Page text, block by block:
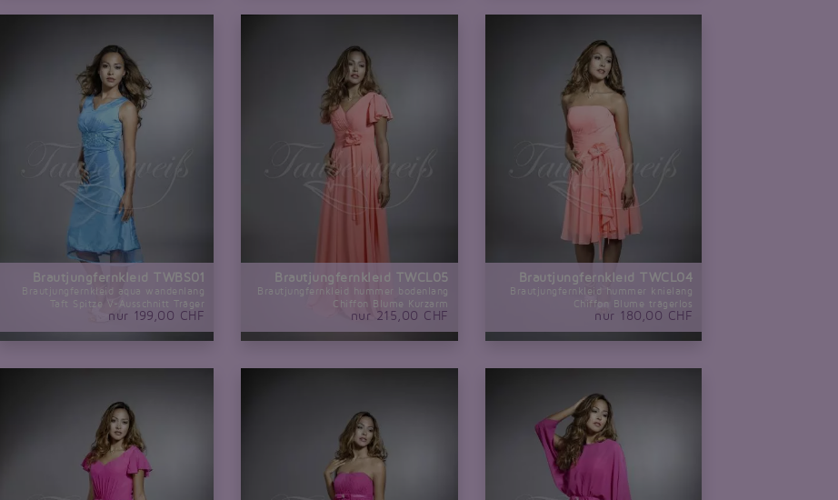
Brautjungfernkleid TWBS01
Brautjungfernkleid aqua wandenlang
Taft Spitze V-Ausschnitt Träger
nur 199,00 CHF
Brautjungfernkleid TWCL05
Brautjungfernkleid hummer bodenlang
Chiffon Blume Kurzarm
nur 215,00 CHF
Brautjungfernkleid TWCL04
Brautjungfernkleid hummer knielang
Chiffon Blume trägerlos
nur 180,00 CHF